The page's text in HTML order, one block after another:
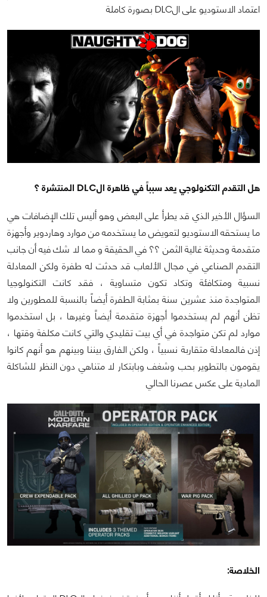
اعتماد الاستوديو على الDLC بصورة كاملة
هل التقدم التكنولوجي يعد سبباً في ظاهرة الDLC المنتشرة ؟
السؤال الأخير الذي قد يطرأ على البعض وهو أليس تلك الإضافات هي
ما يستحقه الاستوديو لتعويض ما يستخدمه من موارد وهاردوير وأجهزة
متقدمة وحديثة غالية الثمن ؟؟ في الحقيقة و مما لا شك فيه أن جانب
التقدم الصناعي في مجال الألعاب قد حدثت له طفرة ولكن المعادلة
نسبية ومتكافئة وتكاد تكون متساوية ، فقد كانت التكنولوجيا
المتواجدة منذ عشرين سنة بمثابة الطفرة أيضاً بالنسبة للمطورين ولا
تظن أنهم لم يستخدموا أجهزة متقدمة أيضاً وغيرها ، بل استخدموا
موارد لم تكن متواجدة في أي بيت تقليدي والتي كانت مكلفة وقتها ،
إذن فالمعادلة متقاربة نسبياً ، ولكن الفارق بيننا وبينهم هو أنهم كانوا
يقومون بالتطوير بحب وشغف وبابتكار لا متناهي دون النظر للشاكلة
المادية على عكس عصرنا الحالي
الخلاصة: